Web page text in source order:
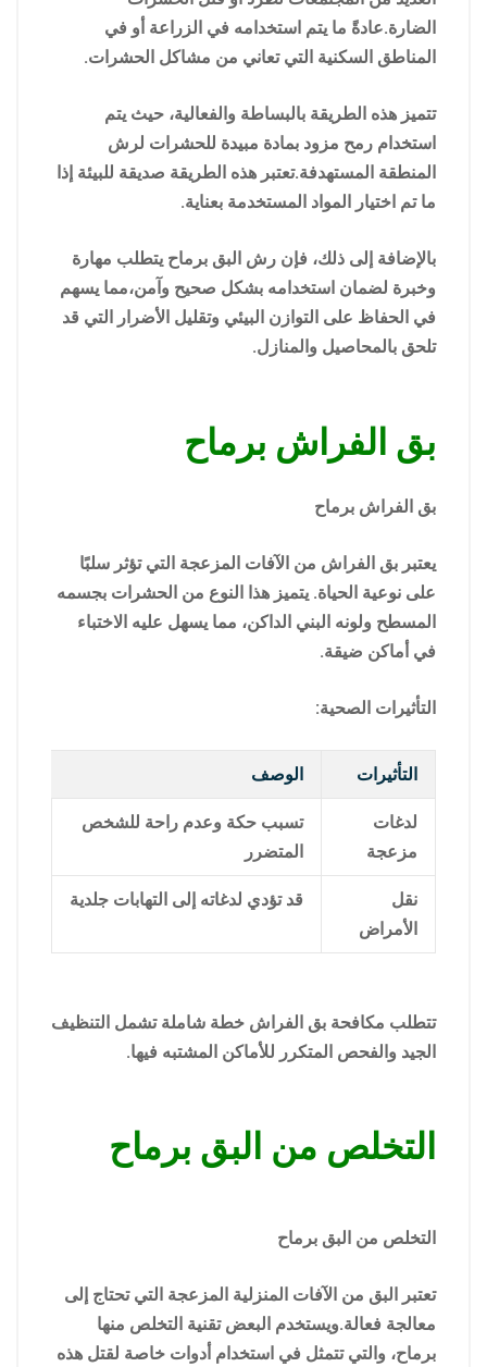
الضارة.عادةً ما يتم استخدامه في الزراعة أو في
المناطق السكنية التي تعاني من مشاكل الحشرات.
تتميز هذه الطريقة بالبساطة والفعالية، حيث يتم
استخدام رمح مزود بمادة مبيدة للحشرات لرش
المنطقة المستهدفة.تعتبر هذه الطريقة صديقة للبيئة إذا
ما تم اختيار المواد المستخدمة بعناية.
بالإضافة إلى ذلك، فإن رش البق برماح يتطلب مهارة
وخبرة لضمان استخدامه بشكل صحيح وآمن،مما يسهم
في الحفاظ على التوازن البيئي وتقليل الأضرار التي قد
تلحق بالمحاصيل والمنازل.
بق الفراش برماح
بق الفراش برماح
يعتبر بق الفراش من الآفات المزعجة التي تؤثر سلبًا
على نوعية الحياة. يتميز هذا النوع من الحشرات بجسمه
المسطح ولونه البني الداكن، مما يسهل عليه الاختباء
في أماكن ضيقة.
التأثيرات الصحية:
التأثيرات الوصف
لدغات
مزعجة
تسبب حكة وعدم راحة للشخص
المتضرر
نقل
الأمراض
قد تؤدي لدغاته إلى التهابات جلدية
تتطلب مكافحة بق الفراش خطة شاملة تشمل التنظيف
الجيد والفحص المتكرر للأماكن المشتبه فيها.
التخلص من البق برماح
التخلص من البق برماح
تعتبر البق من الآفات المنزلية المزعجة التي تحتاج إلى
معالجة فعالة.ويستخدم البعض تقنية التخلص منها
برماح، والتي تتمثل في استخدام أدوات خاصة لقتل هذه